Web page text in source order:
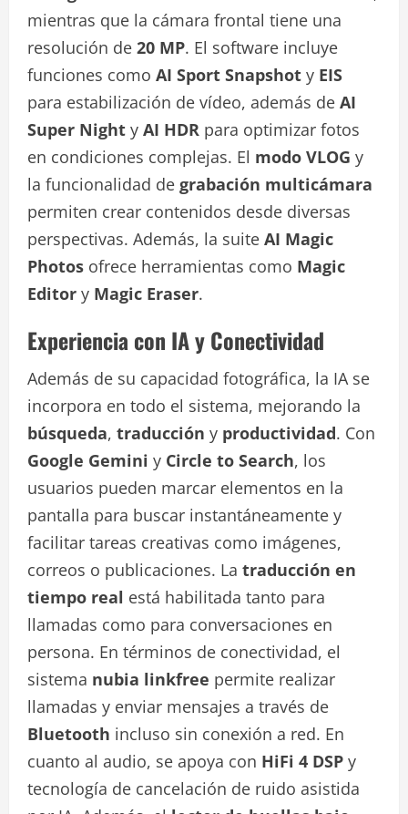
mientras que la cámara frontal tiene una
resolución de 20 MP. El software incluye
funciones como AI Sport Snapshot y EIS
para estabilización de vídeo, además de AI
Super Night y AI HDR para optimizar fotos
en condiciones complejas. El modo VLOG y
la funcionalidad de grabación multicámara
permiten crear contenidos desde diversas
perspectivas. Además, la suite AI Magic
Photos ofrece herramientas como Magic
Editor y Magic Eraser.
Experiencia con IA y Conectividad
Además de su capacidad fotográfica, la IA se
incorpora en todo el sistema, mejorando la
búsqueda, traducción y productividad. Con
Google Gemini y Circle to Search, los
usuarios pueden marcar elementos en la
pantalla para buscar instantáneamente y
facilitar tareas creativas como imágenes,
correos o publicaciones. La traducción en
tiempo real está habilitada tanto para
llamadas como para conversaciones en
persona. En términos de conectividad, el
sistema nubia linkfree permite realizar
llamadas y enviar mensajes a través de
Bluetooth incluso sin conexión a red. En
cuanto al audio, se apoya con HiFi 4 DSP y
tecnología de cancelación de ruido asistida